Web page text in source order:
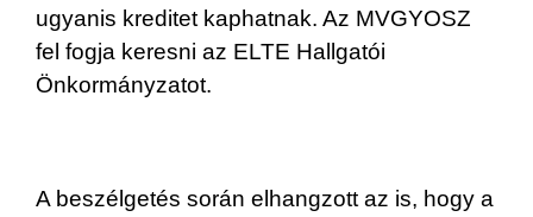
ugyanis kreditet kaphatnak. Az MVGYOSZ
fel fogja keresni az ELTE Hallgatói
Önkormányzatot.
A beszélgetés során elhangzott az is, hogy a